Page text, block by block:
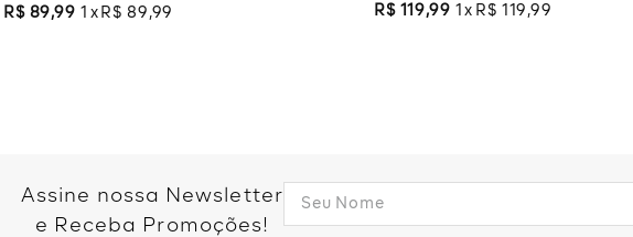
R$ 89,99 1 R$ 89 ,99
R$ 119,99 1 R$ 119 ,99
Assine nossa Newsletter
e Receba Promoções!